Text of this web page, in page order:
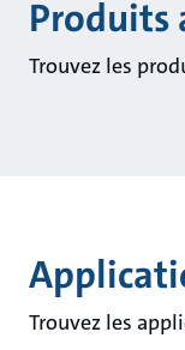
Produits
Trouvez les
Trouvez les